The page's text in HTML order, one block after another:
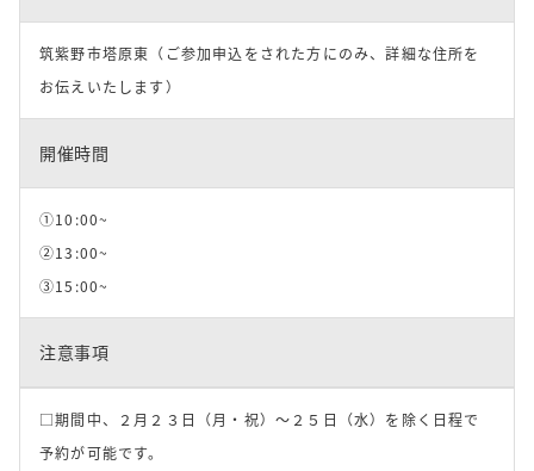
筑紫野市塔原東（ご参加申込をされた方にのみ、詳細な住所を
お伝えいたします）
開催時間
①10:00~
②13:00~
③15:00~
注意事項
□期間中、２月２３日（月・祝）～２５日（水）を除く日程で
予約が可能です。